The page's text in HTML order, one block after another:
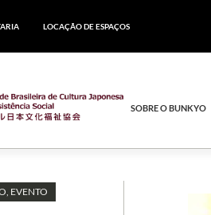
LOCAÇÃO DE ESPAÇOS
SOBRE O BUNKYO
, EVENTO